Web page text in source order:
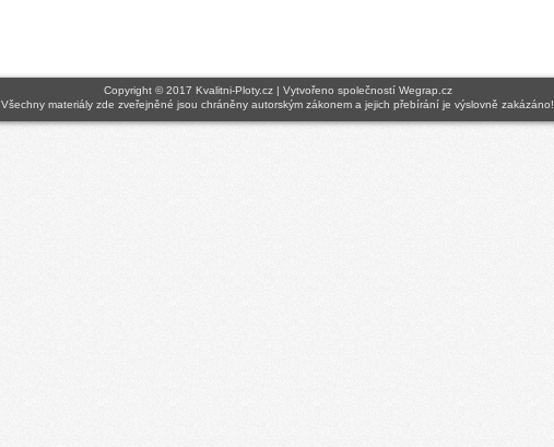
Copyright © 2017 Kvalitni-Ploty.cz| Vytvořeno společností Wegrap.cz
Všechny materiály zde zveřejněné jsou chráněny autorským zákonem a jejich přebírání je výslovně zakázáno!